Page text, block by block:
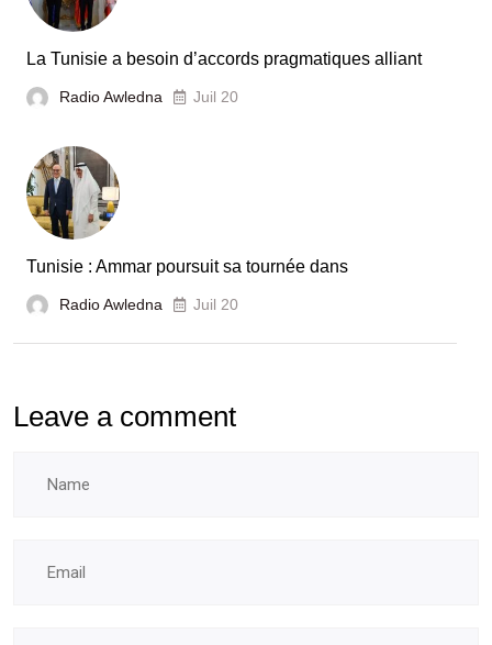
La Tunisie a besoin d’accords pragmatiques alliant
Radio Awledna Juil 20
Tunisie : Ammar poursuit sa tournée dans
Radio Awledna Juil 20
Leave a comment